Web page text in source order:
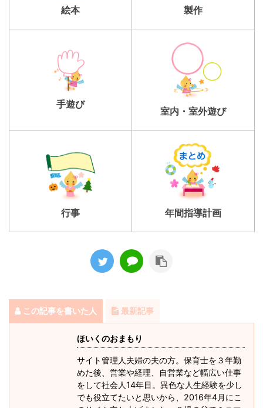
絵本 製作
手遊び
室内・室外遊び
行事 年間指導計画
この記事を書いた人 最新記事
ほいくのおまもり
サイト管理人夫婦の夫の方。保育士を３年勤
めた後、営業や経理、自営業など幅広い仕事
をして社会人14年目。異色な人生経験を少し
でも役立てたいと思いから、2016年4月にこ